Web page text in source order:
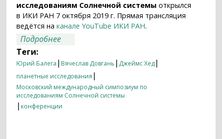
исследованиям Солнечной системы открылся
в ИКИ РАН 7 октября 2019 г. Прямая трансляция
ведётся наканале YouTube ИКИ РАН.
Подробнее
системы
Теги:
Юрий Балега | Вячеслав Довгань | Джеймс Хед|
планетные исследования |
Московский международный симпозиум по
исследованиям Солнечной системы
| конференции